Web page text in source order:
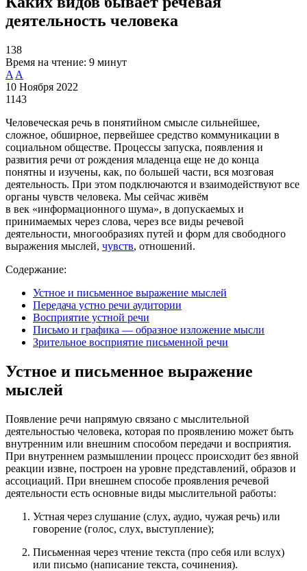
деятельность человека
138
Время на чтение: 9 минут
A A
10 Ноября 2022
1143
Человеческая речь в понятийном смысле сильнейшее,
сложное, обширное, первейшее средство коммуникации в
социальном обществе. Процессы запуска, появления и
развития речи от рождения младенца еще не до конца
понятны и изучены, как, по большей части, вся мозговая
деятельность. При этом подключаются и взаимодействуют все
органы чувств человека. Мы сейчас живём
в век «информационного шума», в допускаемых и
принимаемых через слова, через все виды речевой
деятельности, многообразиях путей и форм для свободного
выражения мыслей, чувств, отношений.
Содержание:
Устное и письменное выражение мыслей
Передача устно речи аудитории
Восприятие устной речи
Письмо и графика — образное изложение мысли
Зрительное восприятие письменной речи
Устное и письменное выражение
мыслей
Появление речи напрямую связано с мыслительной
деятельностью человека, которая по проявлению может быть
внутренним или внешним способом передачи и восприятия.
При внутреннем размышлении процесс происходит без явной
реакции извне, построен на уровне представлений, образов и
ассоциаций. При внешнем способе проявления речевой
деятельности есть основные виды мыслительной работы:
Устная через слушание (слух, аудио, чужая речь) или
говорение (голос, слух, выступление);
Письменная через чтение текста (про себя или вслух)
или письмо (написание текста, сочинения).